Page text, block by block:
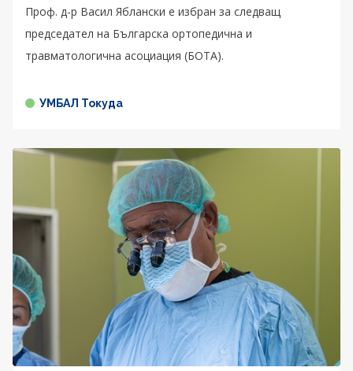
Проф. д-р Васил Яблански е избран за следващ
председател на Българска ортопедична и
травматологична асоциация (БОТА).
УМБАЛ Токуда